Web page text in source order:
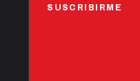
SUSCRIBIRME